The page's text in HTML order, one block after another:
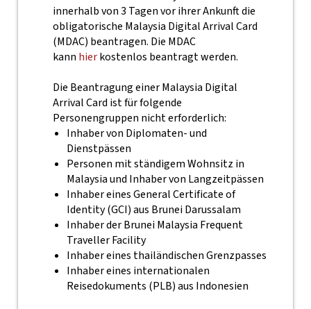
innerhalb von 3 Tagen vor ihrer Ankunft die
obligatorische Malaysia Digital Arrival Card
(MDAC) beantragen. Die MDAC
kann hierkostenlos beantragt werden.
Die Beantragung einer Malaysia Digital
Arrival Card ist für folgende
Personengruppen nicht erforderlich:
Inhaber von Diplomaten- und
Dienstpässen
Personen mit ständigem Wohnsitz in
Malaysia und Inhaber von Langzeitpässen
Inhaber eines General Certificate of
Identity (GCI) aus Brunei Darussalam
Inhaber der Brunei Malaysia Frequent
Traveller Facility
Inhaber eines thailändischen Grenzpasses
Inhaber eines internationalen
Reisedokuments (PLB) aus Indonesien